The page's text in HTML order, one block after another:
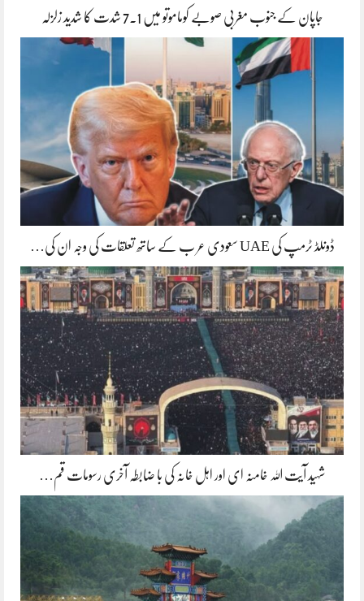
جاپان کے جنوب مغربی صوبے کوماموتو میں 7.1 شدت کا شدید زلزلہ
ڈونلڈ ٹرمپ کی UAE سعودی عر ب کے ساتھ تعلقات کی وجہ ان کی…
شہید آیت اللہ خامنہ ای اور اہل خانہ کی با ضابطہ آخری رسومات قم…